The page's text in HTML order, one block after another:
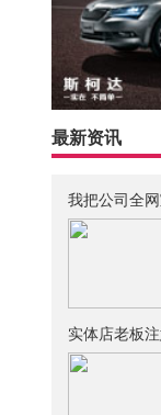
最新资讯
我把公司全
包
实体店老板
了！